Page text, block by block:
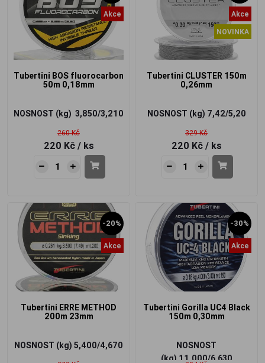
Akce
Tubertini BOS fluorocarbon
50m 0,18mm
NOSNOST (kg) 3,850/3,210
260 Kč
220 Kč / ks
Akce
NOVINKA
Tubertini CLUSTER 150m
0,26mm
NOSNOST (kg) 7,42/5,20
329 Kč
220 Kč / ks
-20%
Akce
Tubertini ERRE METHOD
200m 23mm
NOSNOST (kg) 5,400/4,670
-30%
Akce
Tubertini Gorilla UC4 Black
150m 0,30mm
NOSNOST
(kg) 11,000/6,630